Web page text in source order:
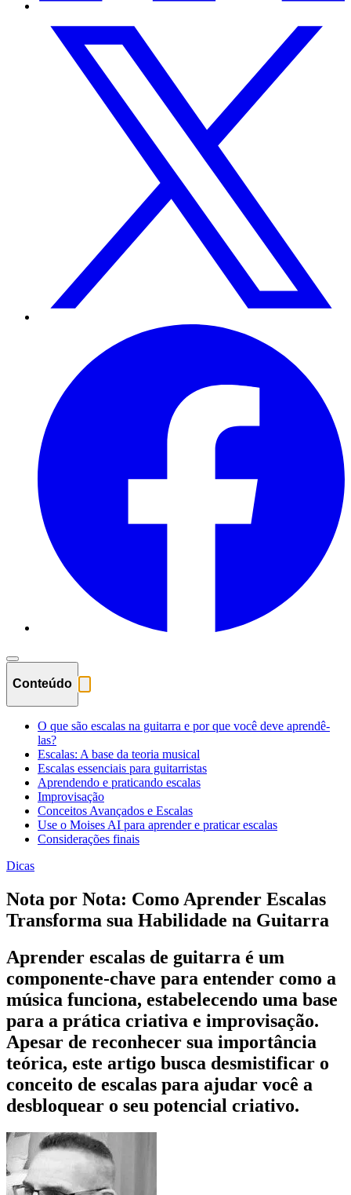
Conteúdo
O que são escalas na guitarra e por que você deve aprendê-
las?
Escalas: A base da teoria musical
Escalas essenciais para guitarristas
Aprendendo e praticando escalas
Improvisação
Conceitos Avançados e Escalas
Use o Moises AI para aprender e praticar escalas
Considerações finais
Dicas
Nota por Nota: Como Aprender Escalas
Transforma sua Habilidade na Guitarra
Aprender escalas de guitarra é um
componente-chave para entender como a
música funciona, estabelecendo uma base
para a prática criativa e improvisação.
Apesar de reconhecer sua importância
teórica, este artigo busca desmistificar o
conceito de escalas para ajudar você a
desbloquear o seu potencial criativo.